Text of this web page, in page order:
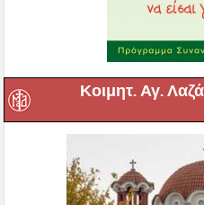
Κοιμητ. Αγ.